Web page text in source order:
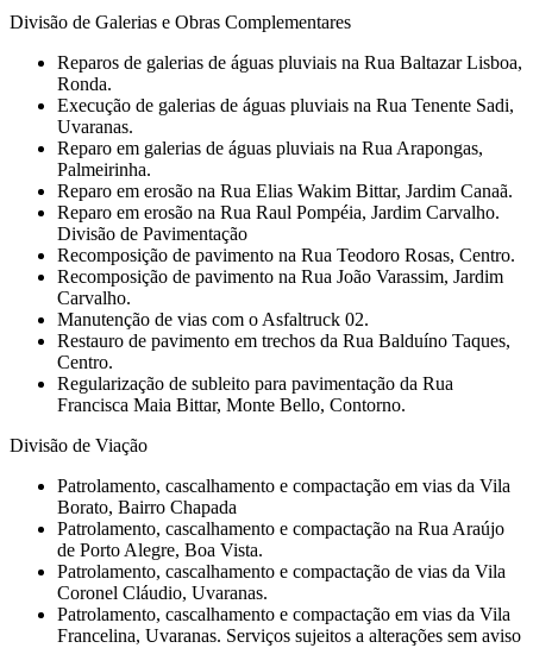
Divisão de Galerias e Obras Complementares
Reparos de galerias de águas pluviais na Rua Baltazar Lisboa,
Ronda.
Execução de galerias de águas pluviais na Rua Tenente Sadi,
Uvaranas.
Reparo em galerias de águas pluviais na Rua Arapongas,
Palmeirinha.
Reparo em erosão na Rua Elias Wakim Bittar, Jardim Canaã.
Reparo em erosão na Rua Raul Pompéia, Jardim Carvalho.
Divisão de Pavimentação
Recomposição de pavimento na Rua Teodoro Rosas, Centro.
Recomposição de pavimento na Rua João Varassim, Jardim
Carvalho.
Manutenção de vias com o Asfaltruck 02.
Restauro de pavimento em trechos da Rua Balduíno Taques,
Centro.
Regularização de subleito para pavimentação da Rua
Francisca Maia Bittar, Monte Bello, Contorno.
Divisão de Viação
Patrolamento, cascalhamento e compactação em vias da Vila
Borato, Bairro Chapada
Patrolamento, cascalhamento e compactação na Rua Araújo
de Porto Alegre, Boa Vista.
Patrolamento, cascalhamento e compactação de vias da Vila
Coronel Cláudio, Uvaranas.
Patrolamento, cascalhamento e compactação em vias da Vila
Francelina, Uvaranas. Serviços sujeitos a alterações sem aviso